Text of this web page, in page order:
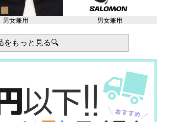
男女兼用 男女兼用
をもっと見る🔍